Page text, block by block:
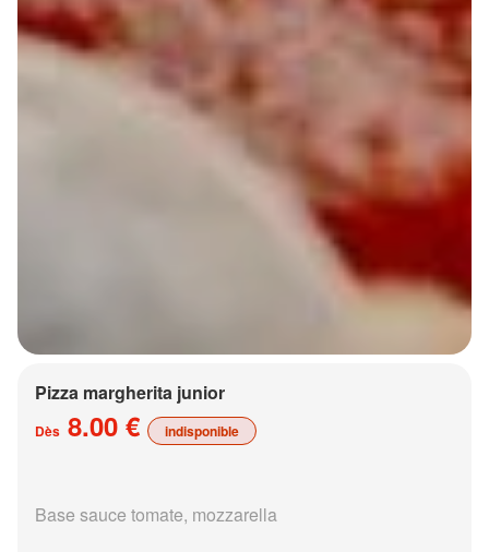
Pizza margherita junior
Dès 8.00 € indisponible
Base sauce tomate, mozzarella